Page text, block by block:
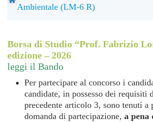
Ambientale (LM-6 R)
Borsa di Studio “Prof. Fabrizio
edizione – 2026
leggi il Bando
Per partecipare al concorso i
candidate, in possesso dei requisiti
precedente articolo 3, sono tenuti a
domanda di partecipazione, a pena